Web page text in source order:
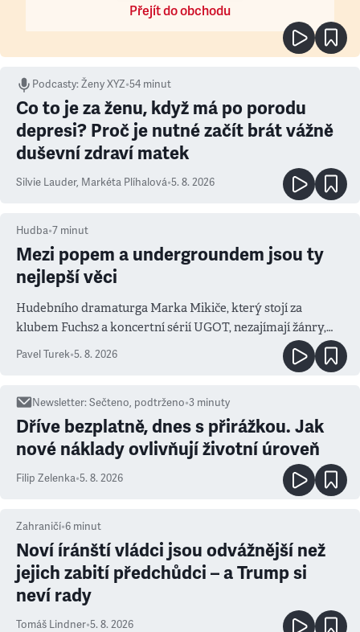
Přejít do obchodu
Podcasty:Ženy XYZ•54 minut
Co to je za ženu, když má po porodu
depresi? Proč je nutné začít brát vážně
duševní zdraví matek
Silvie Lauder, Markéta Plíhalová•5. 8. 2026
Hudba•7 minut
Mezi popem a undergroundem jsou ty
nejlepší věci
Hudebního dramaturga Marka Mikiče, který stojí za
klubem Fuchs2 a koncertní sérií UGOT, nezajímají žánry,
ale atmosféra
Pavel Turek•5. 8. 2026
Newsletter:Sečteno, podtrženo•3 minuty
Dříve bezplatně, dnes s přirážkou. Jak
nové náklady ovlivňují životní úroveň
Filip Zelenka•5. 8. 2026
Zahraničí•6 minut
Noví íránští vládci jsou odvážnější než
jejich zabití předchůdci – a Trump si
neví rady
Tomáš Lindner•5. 8. 2026